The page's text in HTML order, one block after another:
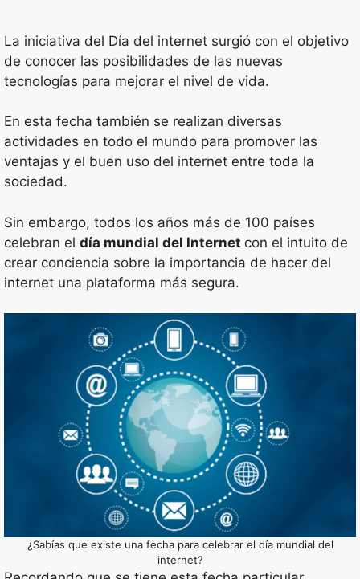
La iniciativa del Día del internet surgió con el objetivo
de conocer las posibilidades de las nuevas
tecnologías para mejorar el nivel de vida.
En esta fecha también se realizan diversas
actividades en todo el mundo para promover las
ventajas y el buen uso del internet entre toda la
sociedad.
Sin embargo, todos los años más de 100 países
celebran el día mundial del Internet con el intuito de
crear conciencia sobre la importancia de hacer del
internet una plataforma más segura.
¿Sabías que existe una fecha para celebrar el día mundial del
internet?